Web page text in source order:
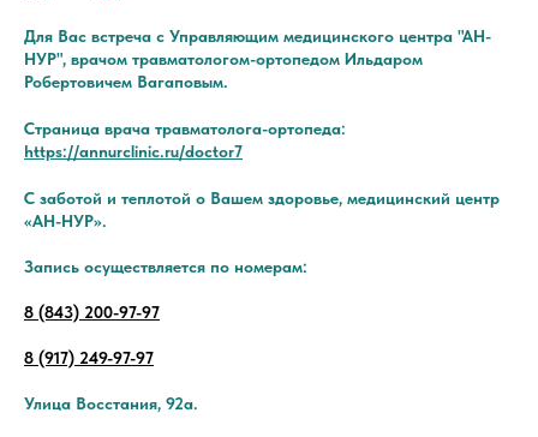
Для Вас встреча с Управляющим медицинского центра "АН-
НУР", врачом травматологом-ортопедом Ильдаром
Робертовичем Вагаповым.
Страница врача травматолога-ортопеда:
https://annurclinic.ru/doctor7
С заботой и теплотой о Вашем здоровье, медицинский центр
«АН-НУР».
Запись осуществляется по номерам:
8 (843) 200-97-97
8 (917) 249-97-97
Улица Восстания, 92а.